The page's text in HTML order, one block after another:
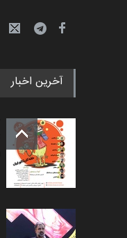
آخرین اخبار